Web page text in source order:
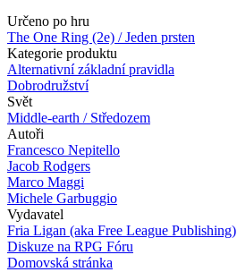
Určeno po hru
The One Ring (2e) / Jeden prsten
Kategorie produktu
Alternativní základní pravidla
Dobrodružství
Svět
Middle-earth / Středozem
Autoři
Francesco Nepitello
Jacob Rodgers
Marco Maggi
Michele Garbuggio
Vydavatel
Fria Ligan (aka Free League Publishing)
Diskuze na RPG Fóru
Domovská stránka